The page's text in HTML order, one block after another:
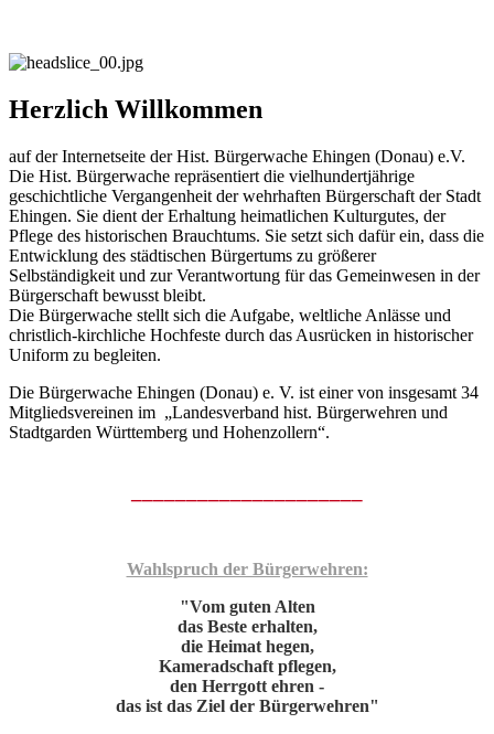
Herzlich Willkommen
auf der Internetseite der Hist. Bürgerwache Ehingen (Donau) e.V.
Die Hist. Bürgerwache repräsentiert die vielhundertjährige
geschichtliche Vergangenheit der wehrhaften Bürgerschaft der Stadt
Ehingen. Sie dient der Erhaltung heimatlichen Kulturgutes, der
Pflege des historischen Brauchtums. Sie setzt sich dafür ein, dass die
Entwicklung des städtischen Bürgertums zu größerer
Selbständigkeit und zur Verantwortung für das Gemeinwesen in der
Bürgerschaft bewusst bleibt.
Die Bürgerwache stellt sich die Aufgabe, weltliche Anlässe und
christlich-kirchliche Hochfeste durch das Ausrücken in historischer
Uniform zu begleiten.
Die Bürgerwache Ehingen (Donau) e. V. ist einer von insgesamt 34
Mitgliedsvereinen im „Landesverband hist. Bürgerwehren und
Stadtgarden Württemberg und Hohenzollern“.
Wahlspruch der Bürgerwehren:
"Vom guten Alten
das Beste erhalten,
die Heimat hegen,
Kameradschaft pflegen,
den Herrgott ehren -
das ist das Ziel der Bürgerwehren"